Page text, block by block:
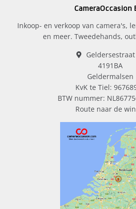
CameraOccasion
Inkoop- en verkoop van camera's,
en meer. Tweedehands,
4191BA
Geldermalsen
KvK te Tiel:
BTW nummer:
Route naar de